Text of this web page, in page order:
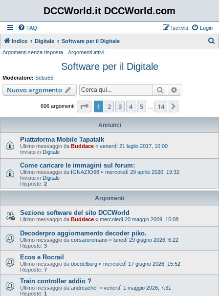
DCCWorld.it DCCWorld.com
FAQ Login
Iscriviti
Indice Digitale Software per il Digitale
Argomenti senza risposta Argomenti attivi
Software per il Digitale
Moderatore: Seba55
Nuovo argomento Cerca
696 argomenti Pagina di 14
1 2 3 4 5 14
Annunci
Piattaforma Mobile Tapatalk
Ultimo messaggio da Buddace « venerdì 21 luglio 2017, 10:00
Inviato in Digitale
Come caricare le immagini sul forum:
Ultimo messaggio da IGNAZIO68 « mercoledì 29 aprile 2020, 19:32
Inviato in Digitale
Risposte: 2
Argomenti
Sezione software del sito DCCWorld
Ultimo messaggio da Buddace « mercoledì 20 maggio 2009, 15:08
Decoderpro aggiornamento decoder piko.
Ultimo messaggio da corsaroromano « lunedì 29 giugno 2026, 6:22
Risposte: 3
Ecos e Rocrail
Ultimo messaggio da docdelburg « mercoledì 17 giugno 2026, 15:52
Risposte: 7
Train controller addio ?
Ultimo messaggio da andreachef « venerdì 1 maggio 2026, 7:31
Risposte: 1